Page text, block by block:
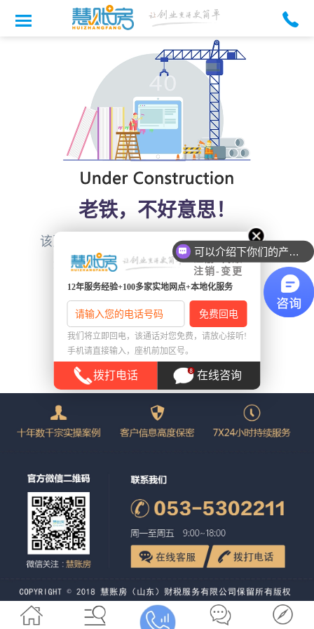
老铁，不好意思！
该页面正在玩命建设中，还是回首页吧！
您访问的页面不存在或正在等待上线！ (｡•ˇ‸ˇ•｡).
返回首页
注册-代账
注销-变更
12年服务经验+100多家实地网点+本地化服务
我们将立即回电，该通话对您免费，请放心接听!
手机请直接输入，座机前加区号。
拨打电话 在线咨询